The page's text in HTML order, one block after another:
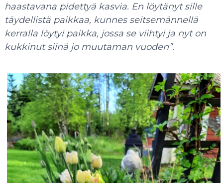
haastavana pidettyä kasvia. En löytänyt sille
täydellistä paikkaa, kunnes seitsemännellä
kerralla löytyi paikka, jossa se viihtyi ja nyt on
kukkinut siinä jo muutaman vuoden”.